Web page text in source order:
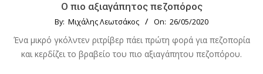
Ο πιο αξιαγάπητος πεζοπόρος
By: Μιχάλης Λεωτσάκος On: 26/05/2020
Ένα μικρό γκόλντεν ριτρίβερ πάει πρώτη φορά για πεζοπορία
και κερδίζει το βραβείο του πιο αξιαγάπητου πεζοπόρου.